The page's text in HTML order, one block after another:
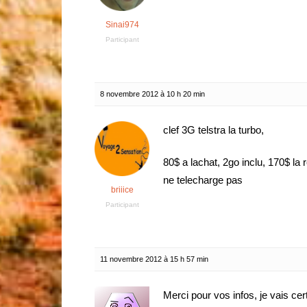
Sinai974
Participant
8 novembre 2012 à 10 h 20 min
briiice
Participant
clef 3G telstra la turbo,
80$ a lachat, 2go inclu, 170$ la
ne telecharge pas
11 novembre 2012 à 15 h 57 min
Merci pour vos infos, je vais